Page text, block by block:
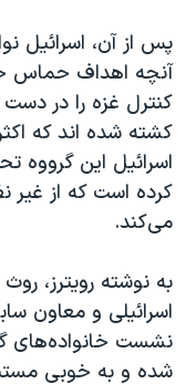
پس از آن، اسرائیل
آنچه اهداف حماس
کشته شده اند که
اسرائیل این
کرده است که از غیر
می‌کند.
به نوشته رویترز،
اسرائیلی و معاون
نشست خانواده‌های
شده و به خوبی